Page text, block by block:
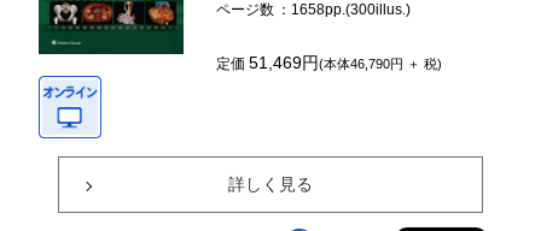
ページ数 ：1658pp.(300illus.)
定価51,469円(本体46,790円 ＋ 税)
詳しく見る